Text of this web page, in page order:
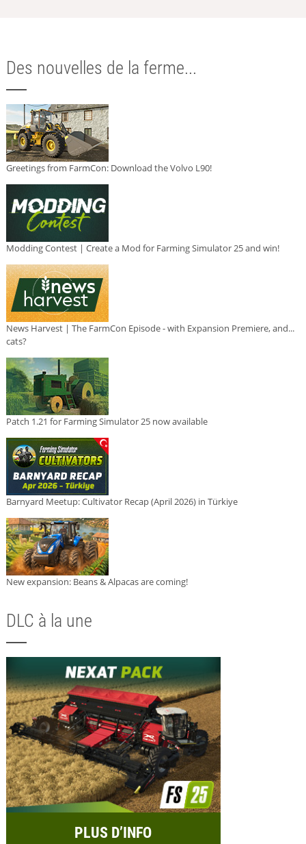
Des nouvelles de la ferme...
Greetings from FarmCon: Download the Volvo L90!
Modding Contest | Create a Mod for Farming Simulator 25 and win!
News Harvest | The FarmCon Episode - with Expansion Premiere, and...
cats?
Patch 1.21 for Farming Simulator 25 now available
Barnyard Meetup: Cultivator Recap (April 2026) in Türkiye
New expansion: Beans & Alpacas are coming!
DLC à la une
PLUS D’INFO